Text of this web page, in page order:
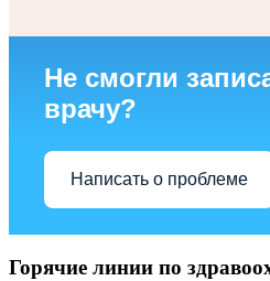
Не смогли
врачу?
Написать о проблеме
Горячие линии по